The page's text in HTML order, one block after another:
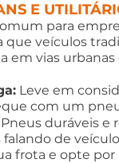
E
para
que veículos
em vias
Leve em
com um
Pneus duráveis e
de
frota e opte